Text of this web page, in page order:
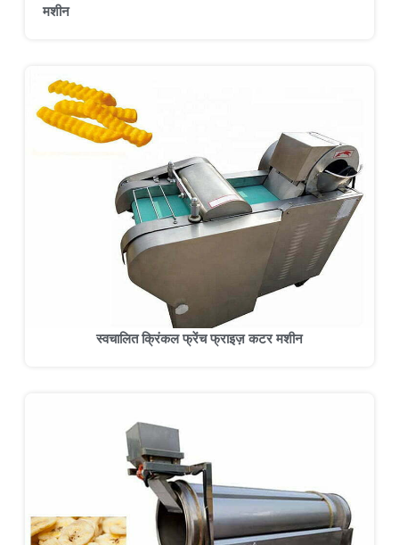
मशीन
स्वचालित क्रिंकल फ्रेंच फ्राइज़ कटर मशीन